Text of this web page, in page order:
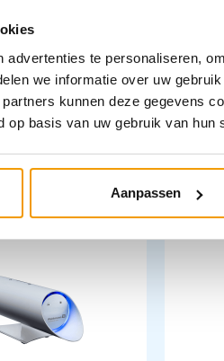
advertenties te personaliseren,
we informatie over uw
kunnen deze gegevens
op basis van uw gebruik van hun
Aanpassen